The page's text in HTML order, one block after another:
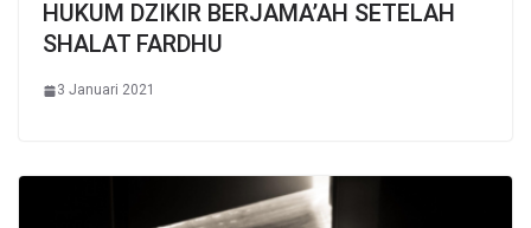
HUKUM DZIKIR BERJAMA’AH SETELAH
SHALAT FARDHU
3 Januari 2021